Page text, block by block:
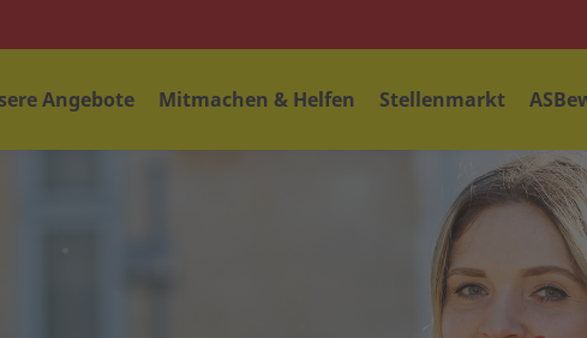
Angebote Mitmachen & Helfen Stellenmarkt